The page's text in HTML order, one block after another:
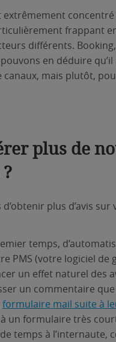
extrêmement
frappant
différents.
en déduire
canaux, mais plutôt,
plus de
plus d’avis
temps,
PMS (votre logiciel
un effet naturel des
un commentaire
formulaire mail suite à
un formulaire très
temps à